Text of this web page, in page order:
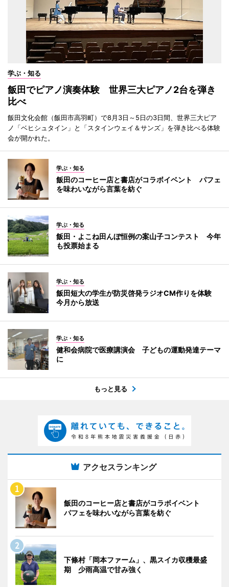
学ぶ・知る
飯田でピアノ演奏体験 世界三大ピアノ2台を弾き
比べ
飯田文化会館（飯田市高羽町）で8月3日～5日の3日間、世界三大ピア
ノ「ベヒシュタイン」と「スタインウェイ＆サンズ」を弾き比べる体験
会が開かれた。
学ぶ・知る
飯田のコーヒー店と書店がコラボイベント パフェ
を味わいながら言葉を紡ぐ
学ぶ・知る
飯田・よこね田んぼ恒例の案山子コンテスト 今年
も投票始まる
学ぶ・知る
飯田短大の学生が防災啓発ラジオCM作りを体験
今月から放送
学ぶ・知る
健和会病院で医療講演会 子どもの運動発達テーマ
に
もっと見る
アクセスランキング
飯田のコーヒー店と書店がコラボイベント
パフェを味わいながら言葉を紡ぐ
下條村「岡本ファーム」、黒スイカ収穫最盛
期 少雨高温で甘み強く